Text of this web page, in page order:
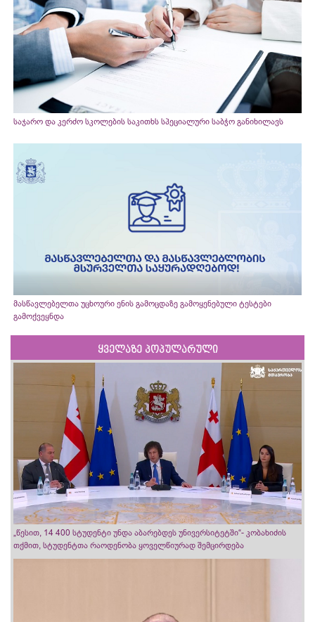
საჯარო და კერძო სკოლების საკითხს სპეციალური საბჭო განიხილავს
მასწავლებელთა უცხოური ენის გამოცდაზე გამოყენებული ტესტები
გამოქვეყნდა
ყველაზე პოპულარული
„წესით, 14 400 სტუდენტი უნდა აბარებდეს უნივერსიტეტში“- კობახიძის
თქმით, სტუდენტთა რაოდენობა ყოველწიურად შემცირდება